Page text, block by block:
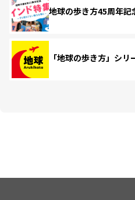
地球の歩き方45周年記
「地球の歩き方」シ